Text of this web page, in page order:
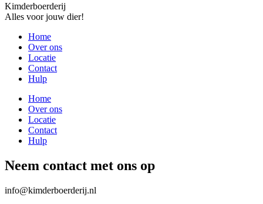
Kimderboerderij
Alles voor jouw dier!
Home
Over ons
Locatie
Contact
Hulp
Home
Over ons
Locatie
Contact
Hulp
Neem contact met ons op
info@kimderboerderij.nl